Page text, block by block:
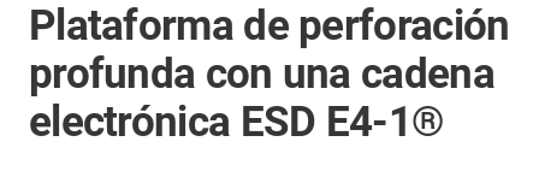
Plataforma de perforación
profunda con una cadena
electrónica ESD E4-1®